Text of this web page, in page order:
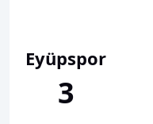
Eyüpspor
3